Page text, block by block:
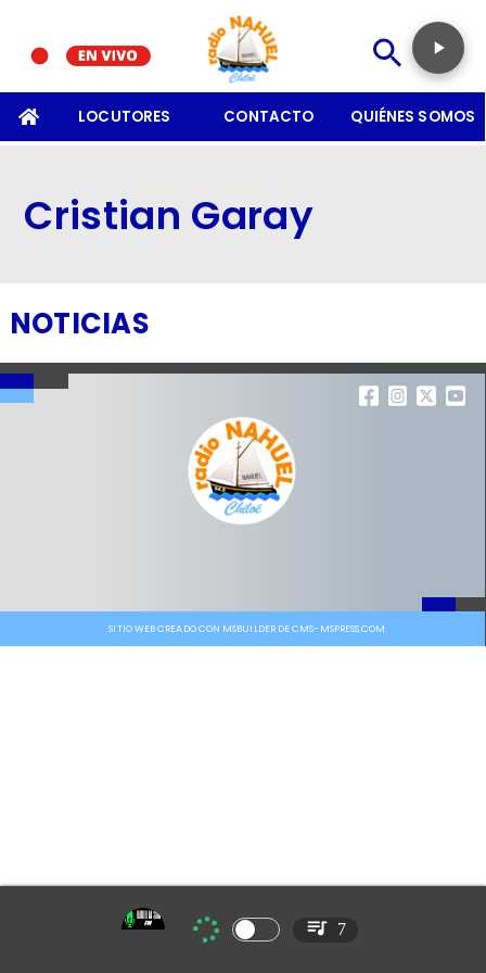
LOCUTORES CONTACTO QUIÉNES SOMOS
Cristian Garay
NOTICIAS
SITIO WEB CREADO CON MSBUILDER DE CMS-MSPRESS.COM
7